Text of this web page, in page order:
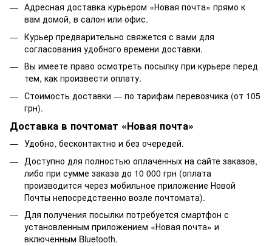
Адресная доставка курьером «Новая почта» прямо к
вам домой, в салон или офис.
Курьер предварительно свяжется с вами для
согласования удобного времени доставки.
Вы имеете право осмотреть посылку при курьере перед
тем, как произвести оплату.
Стоимость доставки — по тарифам перевозчика (от 105
грн).
Доставка в почтомат «Новая почта»
Удобно, бесконтактно и без очередей.
Доступно для полностью оплаченных на сайте заказов,
либо при сумме заказа до 10 000 грн (оплата
производится через мобильное приложение Новой
Почты непосредственно возле почтомата).
Для получения посылки потребуется смартфон с
установленным приложением «Новая почта» и
включенным Bluetooth.